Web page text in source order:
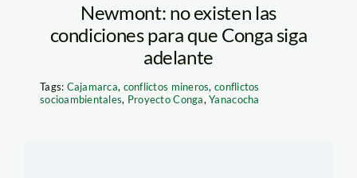
Newmont: no existen las
condiciones para que Conga siga
adelante
Tags: Cajamarca, conflictos mineros, conflictos
socioambientales, Proyecto Conga,Yanacocha